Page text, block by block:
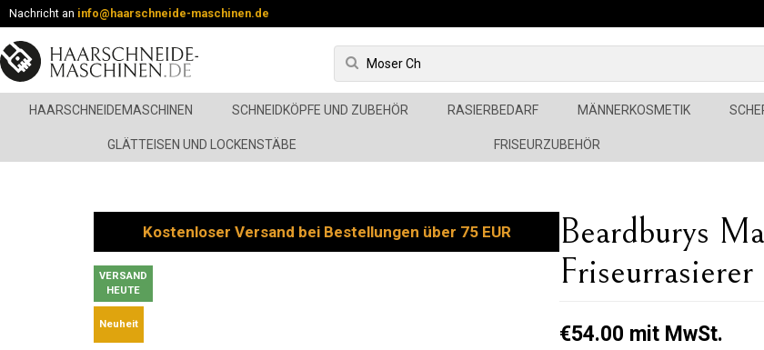
Nachricht an info@haarschneide-maschinen.de
HAARSCHNEIDEMASCHINEN SCHNEIDKÖPFE UND ZUBEHÖR RASIERBEDARF MÄNNERKOSMETIK
GLÄTTEISEN UND LOCKENSTÄBE FRISEURZUBEHÖR
Kostenloser Versand bei Bestellungen über 75 EUR
VERSAND
HEUTE
Neuheit
Beardburys
Friseurrasierer
€54.00 mit MwSt.